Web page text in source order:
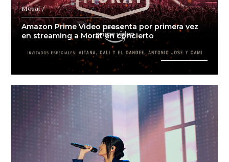
Morat /
Amazon Prime Video presenta por primera vez
en streaming a Morat en concierto